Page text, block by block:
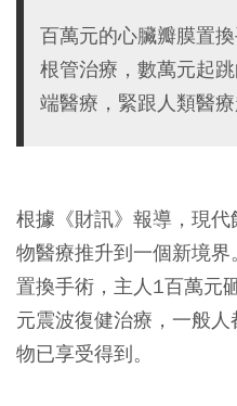
百萬元的心臟瓣膜置
根管治療，數萬元起
端醫療，緊跟人類醫
根據《財訊》報導，現
物醫療推升到一個新境
置換手術，主人1百萬元
元震波復健治療，一般
物已享受得到。